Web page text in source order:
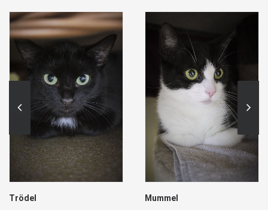
Trödel Mummel